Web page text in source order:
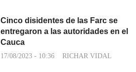
Cinco disidentes de las Farc se
entregaron a las autoridades en el
Cauca
17/08/2023 - 10:36 RICHAR VIDAL